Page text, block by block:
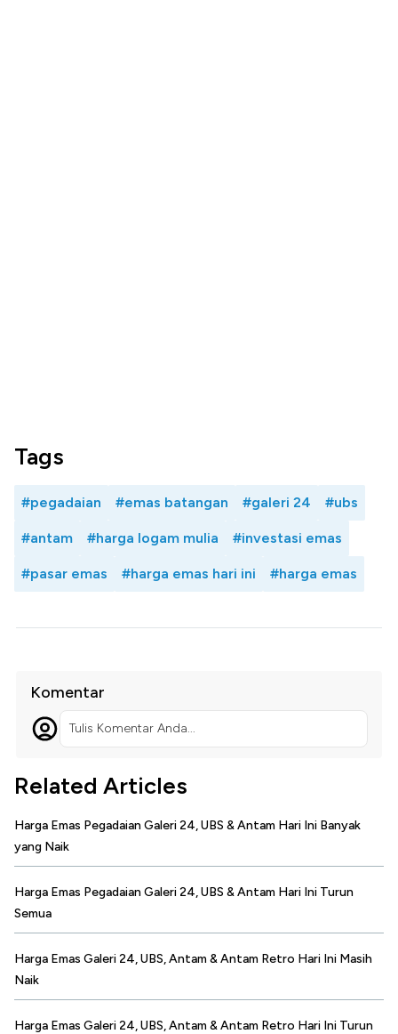
Tags
#pegadaian #emas batangan #galeri 24 #ubs
#antam #harga logam mulia #investasi emas
#pasar emas #harga emas hari ini #harga emas
Komentar
Tulis Komentar Anda...
Related Articles
Harga Emas Pegadaian Galeri 24, UBS & Antam Hari Ini Banyak
yang Naik
Harga Emas Pegadaian Galeri 24, UBS & Antam Hari Ini Turun
Semua
Harga Emas Galeri 24, UBS, Antam & Antam Retro Hari Ini Masih
Naik
Harga Emas Galeri 24, UBS, Antam & Antam Retro Hari Ini Turun